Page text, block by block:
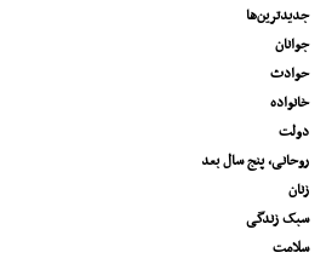
جدیدترین‌ها
جوانان
حوادث
خانواده
دولت
روحانی، پنج سال بعد
زنان
سبک زندگی
سلامت